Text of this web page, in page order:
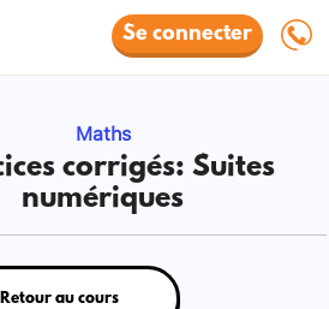
Se connecter
Maths
corrigés: Suites
numériques
Retour au cours